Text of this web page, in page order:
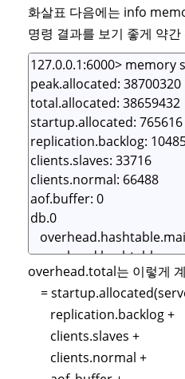
화살표 다음에는 info
명령 결과를 보기 좋게 약
overhead.total는 이렇게
=
replication.backlog +
clients.slaves +
clients.normal +